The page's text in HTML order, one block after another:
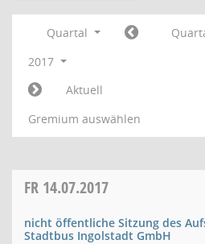
Quartal
2017
Aktuell
Gremium auswählen
FR 14.07.2017
nicht öffentliche Sitzung des
Stadtbus Ingolstadt GmbH